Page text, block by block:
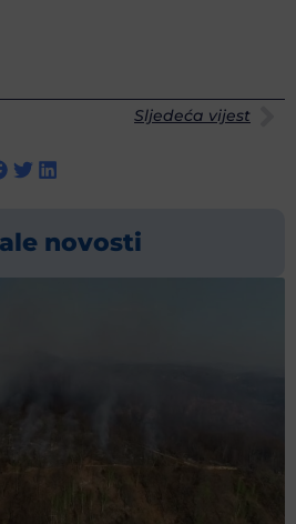
Sljedeća vijest
novosti